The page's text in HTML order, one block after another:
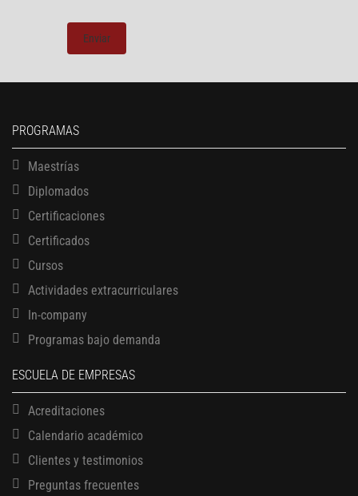
PROGRAMAS
Maestrías
Diplomados
Certificaciones
Certificados
Cursos
Actividades extracurriculares
In-company
Programas bajo demanda
ESCUELA DE EMPRESAS
Acreditaciones
Calendario académico
Clientes y testimonios
Preguntas frecuentes